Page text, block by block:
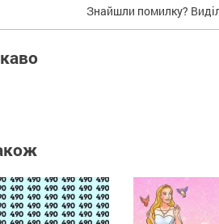
Знайшли помилку?